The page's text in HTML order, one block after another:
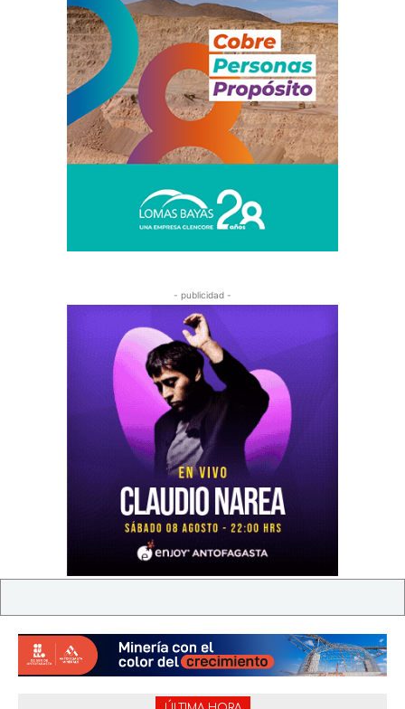
- publicidad -